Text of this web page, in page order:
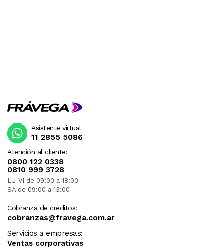
Atención al cliente:
0800 122 0338
0810 999 3728
LU-VI de 09:00 a 18:00
SA de 09:00 a 13:00
Cobranza de créditos:
cobranzas@fravega.com.ar
Servicios a empresas:
Ventas corporativas
Asistente virtual
11 2855 5086